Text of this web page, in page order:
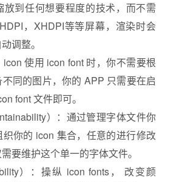
放到任何想要程度的技术，而不需
，XHDPI等等屏幕，渲染时会
调整。
使用 icon font 时，你不需要根
同的图片，你的 APP 只需要在启
font 文件即可。
）：通过管理字体文件你
你的 icon 集合，任意的进行修改
要维护这个单一的字体文件。
）：操纵 icon fonts， 改变颜